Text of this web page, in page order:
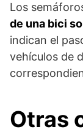
Los
de una bici
indican el
vehículos de
Otras